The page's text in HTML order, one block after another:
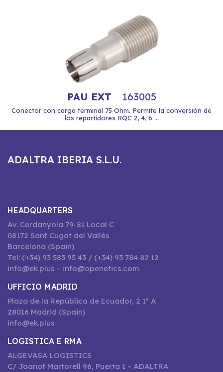
PAU EXT 163005
Conector con carga terminal 75 Ohm. Permite la conversión de
los repartidores RQC 2, 4, 6 ...
ADALTRA IBERIA S.L.U.
HEADQUARTERS
Av. Cerdanyola 79-81 Local C
08172 Sant Cugat del Vallès
Barcelona (Spain)
Tel: (+34) 93 583 95 43 / (+34) 93 784 82 12
info@ek.plus – info@openetics.com
UFFICIO MADRID
Plaza de la República de Ecuador, 2 1º A
28016 Madrid (Spain)
info@ek.plus
LOGISTICA E RMA
ALGEVASA LOGISTICS
C/ Joanot Martorell 96, Puerta 1 – ADALTRA